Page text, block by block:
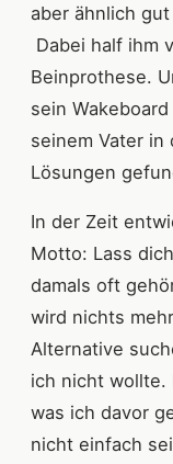
aber ähnlich
Dabei half ihm
Beinprothese.
sein
seinem Vater in
Lösungen
In der Zeit
Motto: Lass
damals oft
wird nichts
Alternative
ich nicht wollte.
was ich davor
nicht einfach